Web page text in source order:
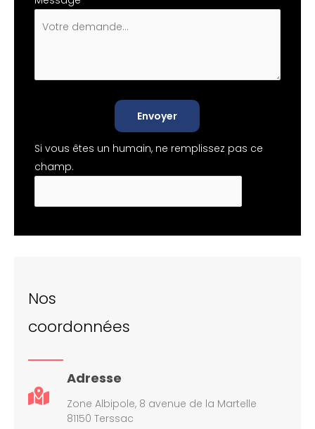
Envoyer
Si vous êtes un humain, ne remplissez pas ce
champ.
Nos
coordonnées
Adresse
Zone Albipole, 8 avenue de la Martelle
81150 Terssac